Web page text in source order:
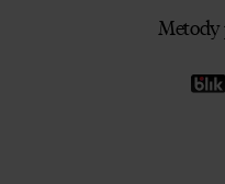
Metody